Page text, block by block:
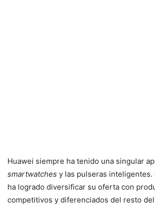
Huawei siempre ha tenido una singular
smartwatches y las pulseras inteligentes.
ha logrado diversificar su oferta con
competitivos y diferenciados del resto